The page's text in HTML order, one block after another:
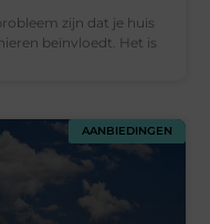
zijn dat je huis
beïnvloedt. Het is
AANBIEDINGEN